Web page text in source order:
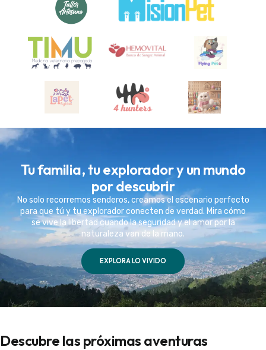
Tu familia, tu explorador y un mundo
por descubrir
No solo recorremos senderos, creamos el escenario perfecto
para que tú y tu explorador conecten de verdad. Mira cómo
se vive la libertad cuando la seguridad y el amor por la
naturaleza van de la mano.
EXPLORA LO VIVIDO
Descubre las próximas aventuras